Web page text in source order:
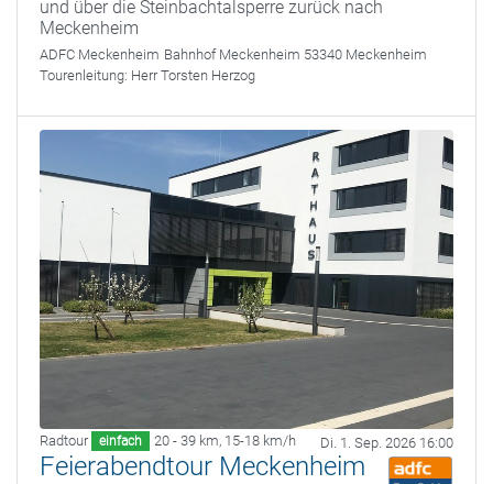
und über die Steinbachtalsperre zurück nach
Meckenheim
ADFC Meckenheim Bahnhof Meckenheim 53340 Meckenheim
Tourenleitung: Herr Torsten Herzog
Radtour einfach 20 - 39 km, 15-18 km/h Di. 1. Sep. 2026 16:00
Feierabendtour Meckenheim